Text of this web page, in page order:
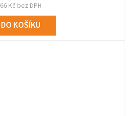
66 Kč bez DPH
DO KOŠÍKU